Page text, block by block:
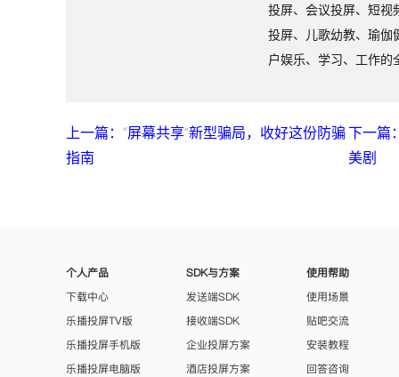
投屏、会议投屏、短视
投屏、儿歌幼教、瑜伽
户娱乐、学习、工作的
上一篇：“屏幕共享”新型骗局，收好这份防骗
指南
下一篇
美剧
个人产品
下载中心
乐播投屏TV版
乐播投屏手机版
乐播投屏电脑版
SDK与方案
发送端SDK
接收端SDK
企业投屏方案
酒店投屏方案
使用帮助
使用场景
贴吧交流
安装教程
回答咨询